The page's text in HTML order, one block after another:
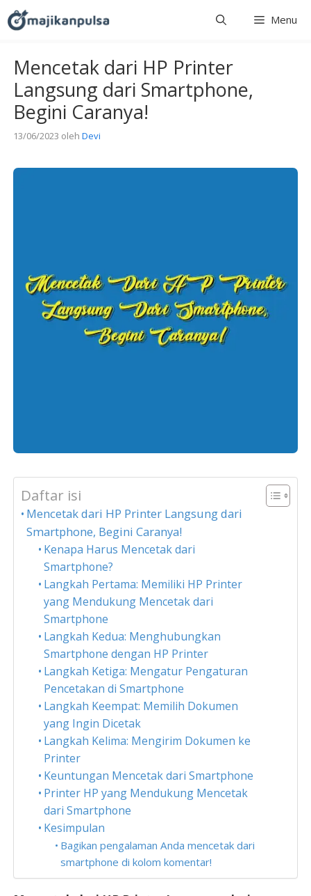
Langsung
ke
Menu
Mencetak dari HP Printer
Langsung dari Smartphone,
Begini Caranya!
13/06/2023 oleh Devi
Daftar isi
Mencetak dari HP Printer Langsung dari
Smartphone, Begini Caranya!
Kenapa Harus Mencetak dari
Smartphone?
Langkah Pertama: Memiliki HP Printer
yang Mendukung Mencetak dari
Smartphone
Langkah Kedua: Menghubungkan
Smartphone dengan HP Printer
Langkah Ketiga: Mengatur Pengaturan
Pencetakan di Smartphone
Langkah Keempat: Memilih Dokumen
yang Ingin Dicetak
Langkah Kelima: Mengirim Dokumen ke
Printer
Keuntungan Mencetak dari Smartphone
Printer HP yang Mendukung Mencetak
dari Smartphone
Kesimpulan
Bagikan pengalaman Anda mencetak dari
smartphone di kolom komentar!